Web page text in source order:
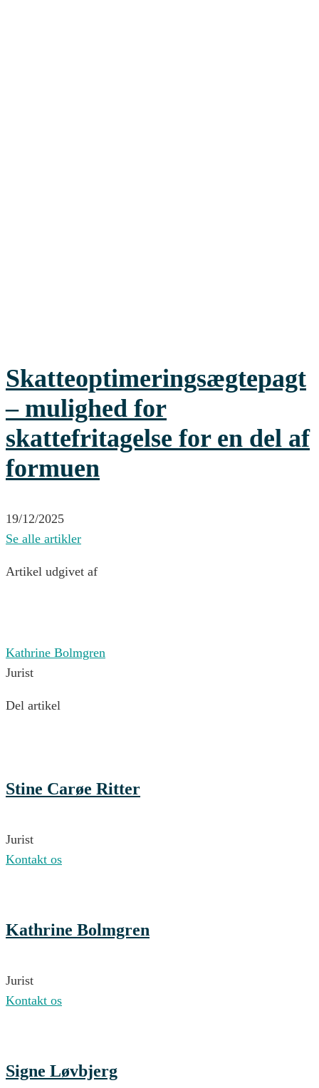
Skatteoptimeringsægtepagt
– mulighed for
skattefritagelse for en del af
formuen
19/12/2025
Se alle artikler
Artikel udgivet af
Kathrine Bolmgren
Jurist
Del artikel
Stine Carøe Ritter
Jurist
Kontakt os
Kathrine Bolmgren
Jurist
Kontakt os
Signe Løvbjerg